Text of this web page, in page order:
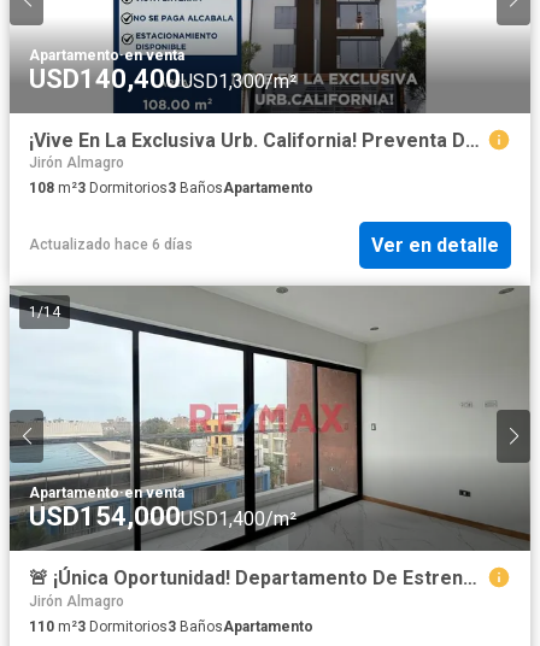
Apartamento·en venta
USD140,400USD1,300/m²
¡Vive En La Exclusiva Urb. California! Preventa De Amplio Depa Sin Alcabala 🏡✨
Jirón Almagro
108 m²3 Dormitorios3 BañosApartamento
Actualizado hace 6 días Ver en detalle
1/14
Apartamento·en venta
USD154,000USD1,400/m²
🚨 ¡Única Oportunidad! Departamento De Estreno En 4To Piso En Santa Edelmira 🚨
Jirón Almagro
110 m²3 Dormitorios3 BañosApartamento